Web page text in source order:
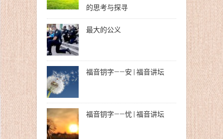
的思考与探寻
最大的公义
福音钥字——安 | 福音讲坛
福音钥字——忧 | 福音讲坛